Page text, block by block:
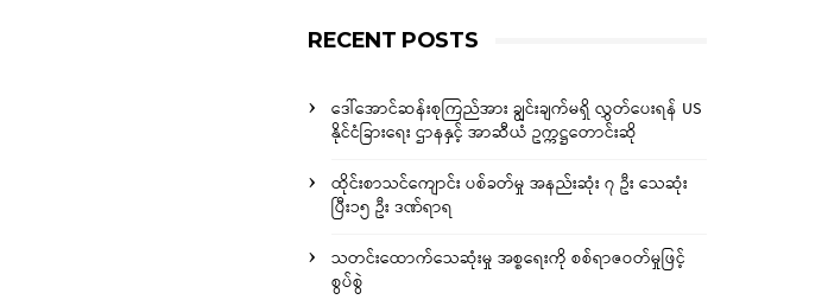
RECENT POSTS
ဒေါ်အောင်ဆန်းစုကြည်အား ချွင်းချက်မရှိ လွှတ်ပေးရန် US
နိုင်ငံခြားရေး ဌာနနှင့် အာဆီယံ ဥက္ကဋ္ဌတောင်းဆို
ထိုင်းစာသင်ကျောင်း ပစ်ခတ်မှု အနည်းဆုံး ၇ ဦး သေဆုံး
ပြီး၁၅ ဦး ဒဏ်ရာရ
သတင်းထောက်သေဆုံးမှု အစ္စရေးကို စစ်ရာဇဝတ်မှုဖြင့်
စွပ်စွဲ